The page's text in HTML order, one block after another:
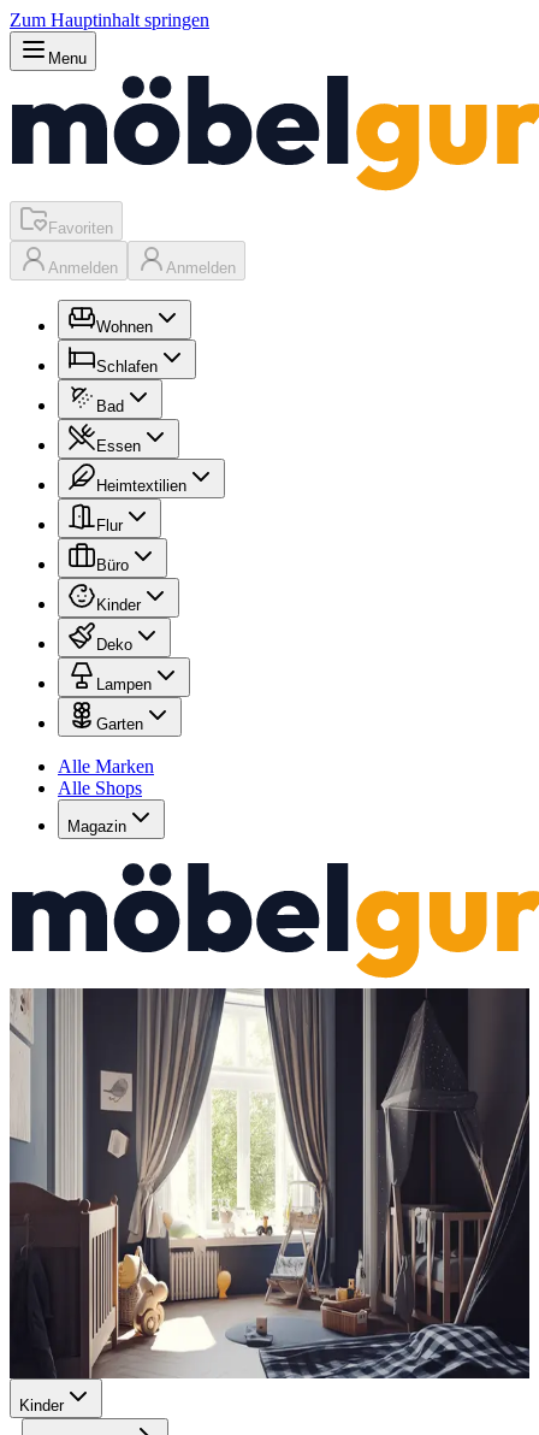
Zum Hauptinhalt springen
Menu
Favoriten
Anmelden Anmelden
Wohnen
Schlafen
Bad
Essen
Heimtextilien
Flur
Büro
Kinder
Deko
Lampen
Garten
Alle Marken
Alle Shops
Magazin
Kinder